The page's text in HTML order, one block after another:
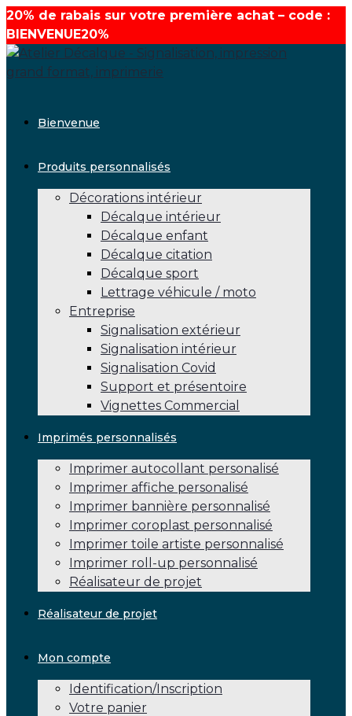
20% de rabais sur votre première achat – code :
BIENVENUE20%
Aller
au
Bienvenue
Produits personnalisés
Décorations intérieur
Décalque intérieur
Décalque enfant
Décalque citation
Décalque sport
Lettrage véhicule / moto
Entreprise
Signalisation extérieur
Signalisation intérieur
Signalisation Covid
Support et présentoire
Vignettes Commercial
Imprimés personnalisés
Imprimer autocollant personalisé
Imprimer affiche personalisé
Imprimer bannière personnalisé
Imprimer coroplast personnalisé
Imprimer toile artiste personnalisé
Imprimer roll-up personnalisé
Réalisateur de projet
Réalisateur de projet
Mon compte
Identification/Inscription
Votre panier